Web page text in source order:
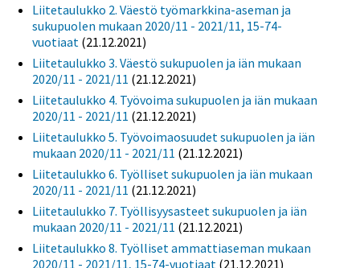
Liitetaulukko 2. Väestö työmarkkina-aseman ja
sukupuolen mukaan 2020/11 - 2021/11, 15-74-
vuotiaat (21.12.2021)
Liitetaulukko 3. Väestö sukupuolen ja iän mukaan
2020/11 - 2021/11 (21.12.2021)
Liitetaulukko 4. Työvoima sukupuolen ja iän mukaan
2020/11 - 2021/11 (21.12.2021)
Liitetaulukko 5. Työvoimaosuudet sukupuolen ja iän
mukaan 2020/11 - 2021/11 (21.12.2021)
Liitetaulukko 6. Työlliset sukupuolen ja iän mukaan
2020/11 - 2021/11 (21.12.2021)
Liitetaulukko 7. Työllisyysasteet sukupuolen ja iän
mukaan 2020/11 - 2021/11 (21.12.2021)
Liitetaulukko 8. Työlliset ammattiaseman mukaan
2020/11 - 2021/11, 15-74-vuotiaat (21.12.2021)